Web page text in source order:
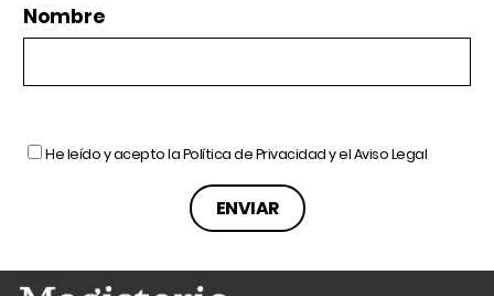
Nombre
He leído y acepto laPolítica de Privacidady elAviso Legal